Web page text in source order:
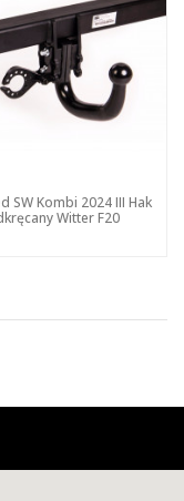
SW Kombi 2024 III Hak
Witter F20